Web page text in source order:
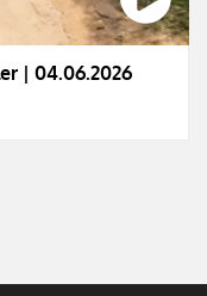
| 04.06.2026